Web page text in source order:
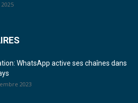
WhatsApp active ses chaînes dans
2023